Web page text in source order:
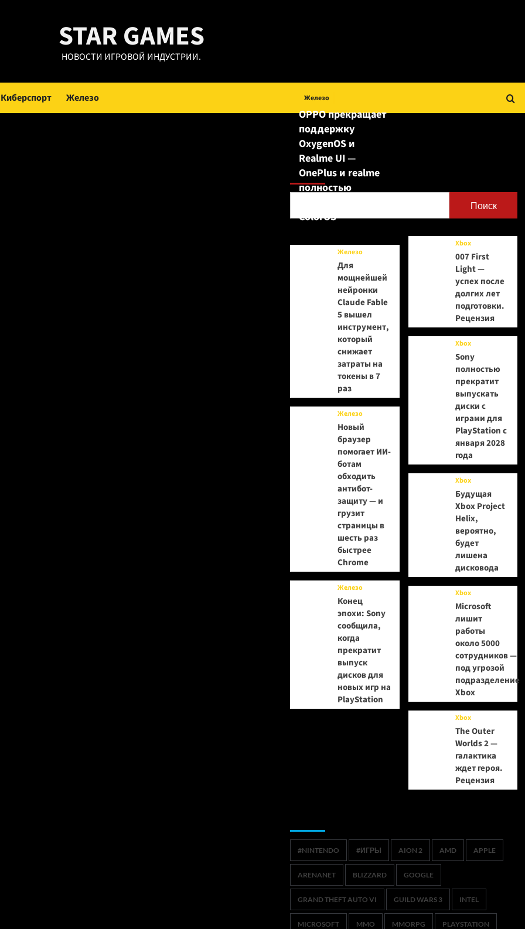
STAR GAMES
НОВОСТИ ИГРОВОЙ ИНДУСТРИИ.
Киберспорт Железо
Поиск
Поиск
Железо
OPPO прекращает
поддержку
OxygenOS и
Realme UI —
OnePlus и realme
полностью
ColorOS
Железо
Для
мощнейшей
нейронки
Claude Fable
5 вышел
инструмент,
который
снижает
затраты на
токены в 7
раз
Железо
Новый
браузер
помогает ИИ-
ботам
обходить
антибот-
защиту — и
грузит
страницы в
шесть раз
быстрее
Chrome
Железо
Конец
эпохи: Sony
сообщила,
когда
прекратит
выпуск
дисков для
новых игр на
PlayStation
Xbox
007 First
Light —
успех после
долгих лет
подготовки.
Рецензия
Xbox
Sony
полностью
прекратит
выпускать
диски с
играми для
PlayStation с
января 2028
года
Xbox
Будущая
Xbox Project
Helix,
вероятно,
будет
лишена
дисковода
Xbox
Microsoft
лишит
работы
около 5000
сотрудников —
под угрозой
подразделение
Xbox
Xbox
The Outer
Worlds 2 —
галактика
ждет героя.
Рецензия
#NINTENDO #ИГРЫ AION 2 AMD APPLE
ARENANET BLIZZARD GOOGLE
GRAND THEFT AUTO VI GUILD WARS 3 INTEL
MICROSOFT MMO MMORPG PLAYSTATION